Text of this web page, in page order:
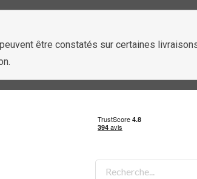
être constatés sur certaines